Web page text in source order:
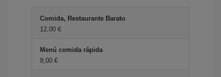
Comida, Restaurante Barato
12,00 €
Menú comida rápida
8,00 €